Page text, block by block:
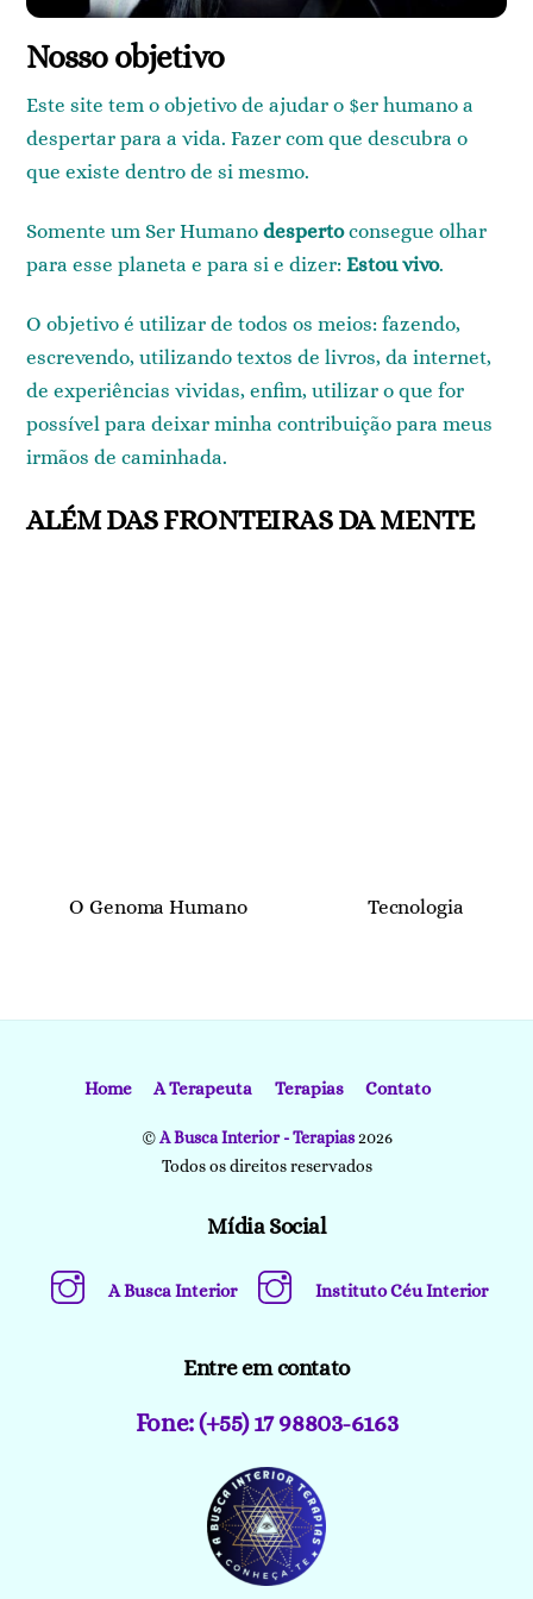
Nosso objetivo
Este site tem o objetivo de ajudar o $er humano a
despertar para a vida. Fazer com que descubra o
que existe dentro de si mesmo.
Somente um Ser Humanodespertoconsegue olhar
para esse planeta e para si e dizer:Estou vivo.
O objetivo é utilizar de todos os meios: fazendo,
escrevendo, utilizando textos de livros, da internet,
de experiências vividas, enfim, utilizar o que for
possível para deixar minha contribuição para meus
irmãos de caminhada.
ALÉM DAS FRONTEIRAS DA MENTE
O Genoma Humano Tecnologia
Home A Terapeuta Terapias Contato
©A Busca Interior - Terapias2026
Todos os direitos reservados
Mídia Social
A Busca Interior Instituto Céu Interior
Entre em contato
Fone: (+55) 17 98803-6163